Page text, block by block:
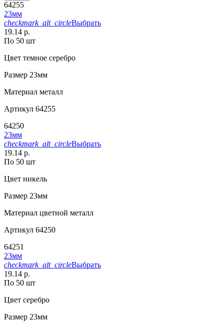
64255
23мм
checkmark_alt_circleВыбрать
19.14 р.
По 50 шт
Цвет темное серебро
Размер 23мм
Материал металл
Артикул 64255
64250
23мм
checkmark_alt_circleВыбрать
19.14 р.
По 50 шт
Цвет никель
Размер 23мм
Материал цветной металл
Артикул 64250
64251
23мм
checkmark_alt_circleВыбрать
19.14 р.
По 50 шт
Цвет серебро
Размер 23мм